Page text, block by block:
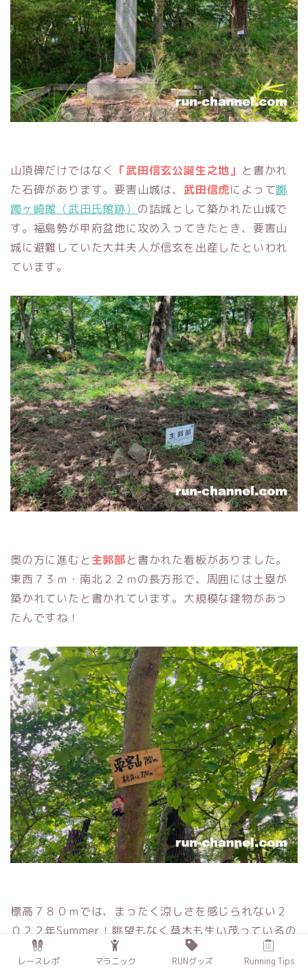
山頂碑だけではなく 「武田信玄公誕生之地」 と書かれ
た石碑があります。要害山城は、 武田信虎によって躑
躅ヶ崎館（武田氏館跡） の詰城として築かれた山城で
す。福島勢が甲府盆地に攻め入ってきたとき、要害山
城に避難していた大井夫人が信玄を出産したといわれ
ています。
奥の方に進むと主郭部と書かれた看板がありました。
東西７３ｍ・南北２２ｍの長方形で、周囲には土塁が
築かれていたと書かれています。大規模な建物があっ
たんですね！
標高７８０ｍでは、まったく涼しさを感じられない２
０２２年Summer！眺望もなく草木も生い茂っているの
で、そそくさと下山します。どこにもトイレや休憩ベ
ンチなどはないので、登るだけという感じですね。
レースレポ マラニック RUNグッズ Running Tips